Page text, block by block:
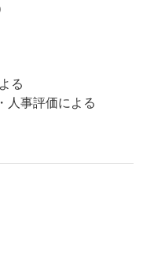
る
人事評価による